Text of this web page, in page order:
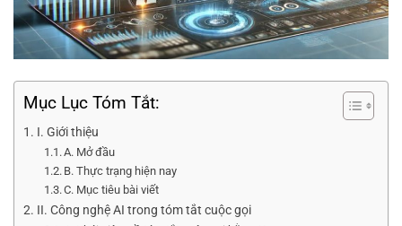
Mục Lục Tóm Tắt:
I. Giới thiệu
A. Mở đầu
B. Thực trạng hiện nay
C. Mục tiêu bài viết
II. Công nghệ AI trong tóm tắt cuộc gọi